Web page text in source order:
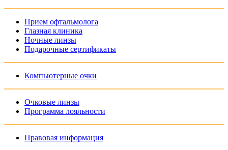
Прием офтальмолога
Глазная клиника
Ночные линзы
Подарочные сертификаты
Компьютерные очки
Очковые линзы
Программа лояльности
Правовая информация